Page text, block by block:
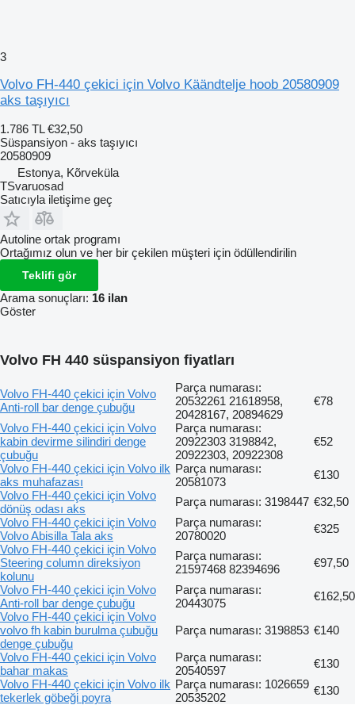
3
Volvo FH-440 çekici için Volvo Käändtelje hoob 20580909
aks taşıyıcı
1.786 TL €32,50
Süspansiyon - aks taşıyıcı
20580909
Estonya, Kõrveküla
TSvaruosad
Satıcıyla iletişime geç
Autoline ortak programı
Ortağımız olun ve her bir çekilen müşteri için ödüllendirilin
Teklifi gör
Arama sonuçları: 16 ilan
Göster
Volvo FH 440 süspansiyon fiyatları
Volvo FH-440 çekici için Volvo
Anti-roll bar denge çubuğu
Parça numarası:
20532261 21618958,
20428167, 20894629
€78
Volvo FH-440 çekici için Volvo
kabin devirme silindiri denge
çubuğu
Parça numarası:
20922303 3198842,
20922303, 20922308
€52
Volvo FH-440 çekici için Volvo ilk
aks muhafazası
Parça numarası:
20581073
€130
Volvo FH-440 çekici için Volvo
dönüş odası aks
Parça numarası: 3198447 €32,50
Volvo FH-440 çekici için Volvo
Volvo Abisilla Tala aks
Parça numarası:
20780020
€325
Volvo FH-440 çekici için Volvo
Steering column direksiyon
kolunu
Parça numarası:
21597468 82394696
€97,50
Volvo FH-440 çekici için Volvo
Anti-roll bar denge çubuğu
Parça numarası:
20443075
€162,50
Volvo FH-440 çekici için Volvo
volvo fh kabin burulma çubuğu
denge çubuğu
Parça numarası: 3198853 €140
Volvo FH-440 çekici için Volvo
bahar makas
Parça numarası:
20540597
€130
Volvo FH-440 çekici için Volvo ilk
tekerlek göbeği poyra
Parça numarası: 1026659
20535202
€130